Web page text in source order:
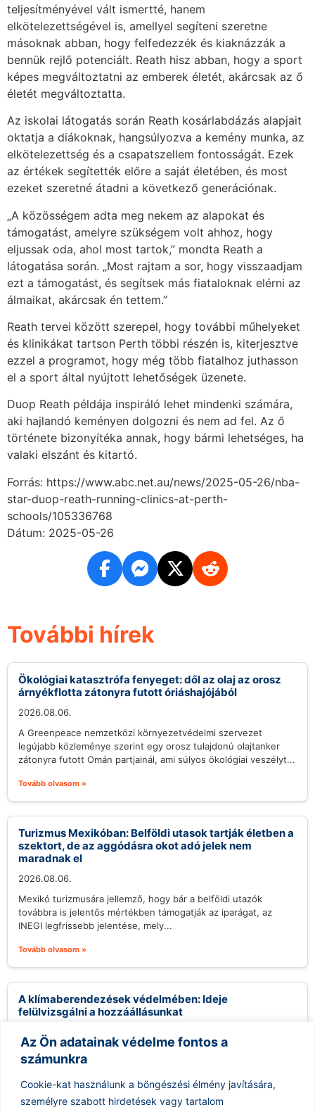
Az Ön adatainak védelme fontos a
számunkra
Cookie-kat használunk a böngészési élmény javítására,
személyre szabott hirdetések vagy tartalom
teljesítményével vált ismertté, hanem
elkötelezettségével is, amellyel segíteni szeretne
másoknak abban, hogy felfedezzék és kiaknázzák a
bennük rejlő potenciált. Reath hisz abban, hogy a sport
képes megváltoztatni az emberek életét, akárcsak az ő
életét megváltoztatta.
Az iskolai látogatás során Reath kosárlabdázás alapjait
oktatja a diákoknak, hangsúlyozva a kemény munka, az
elkötelezettség és a csapatszellem fontosságát. Ezek
az értékek segítették előre a saját életében, és most
ezeket szeretné átadni a következő generációnak.
„A közösségem adta meg nekem az alapokat és
támogatást, amelyre szükségem volt ahhoz, hogy
eljussak oda, ahol most tartok,” mondta Reath a
látogatása során. „Most rajtam a sor, hogy visszaadjam
ezt a támogatást, és segítsek más fiataloknak elérni az
álmaikat, akárcsak én tettem.”
Reath tervei között szerepel, hogy további műhelyeket
és klinikákat tartson Perth többi részén is, kiterjesztve
ezzel a programot, hogy még több fiatalhoz juthasson
el a sport által nyújtott lehetőségek üzenete.
Duop Reath példája inspiráló lehet mindenki számára,
aki hajlandó keményen dolgozni és nem ad fel. Az ő
története bizonyítéka annak, hogy bármi lehetséges, ha
valaki elszánt és kitartó.
Forrás: https://www.abc.net.au/news/2025-05-26/nba-
star-duop-reath-running-clinics-at-perth-
schools/105336768
Dátum: 2025-05-26
További hírek
Ökológiai katasztrófa fenyeget: dől az olaj az orosz
árnyékflotta zátonyra futott óriáshajójából
2026.08.06.
A Greenpeace nemzetközi környezetvédelmi szervezet
legújabb közleménye szerint egy orosz tulajdonú olajtanker
zátonyra futott Omán partjainál, ami súlyos ökológiai veszélyt...
Tovább olvasom »
Turizmus Mexikóban: Belföldi utasok tartják életben a
szektort, de az aggódásra okot adó jelek nem
maradnak el
2026.08.06.
Mexikó turizmusára jellemző, hogy bár a belföldi utazók
továbbra is jelentős mértékben támogatják az iparágat, az
INEGI legfrissebb jelentése, mely...
Tovább olvasom »
A klímaberendezések védelmében: Ideje
felülvizsgálni a hozzáállásunkat
A klímaberendezések használata sokak számára
ellentmondásos kérdést jelent, különösen a környezettudatos
közösségekben. Gyakran hallani kritikákat, melyek szerint a
légkondicionálók felesleges...